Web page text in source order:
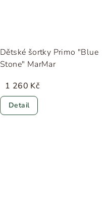
Dětské šortky Primo "Blue
Stone" MarMar
1 260 Kč
Detail